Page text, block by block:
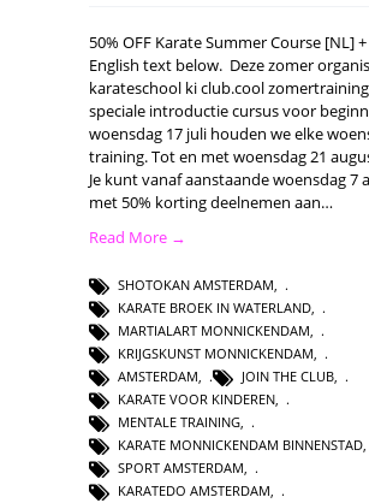
50% OFF Karate Summer Course [NL] +
English text below. Deze zomer
karateschool ki club.cool
speciale introductie cursus voor
woensdag 17 juli houden we elke
training. Tot en met woensdag 21
Je kunt vanaf aanstaande woensdag 7
met 50% korting deelnemen aan…
Read More →
SHOTOKAN AMSTERDAM
KARATE BROEK IN WATERLAND
MARTIALART MONNICKENDAM
KRIJGSKUNST MONNICKENDAM
AMSTERDAM
JOIN THE CLUB
KARATE VOOR KINDEREN
MENTALE TRAINING
KARATE MONNICKENDAM BINNENSTAD,
SPORT AMSTERDAM,
KARATEDO AMSTERDAM,